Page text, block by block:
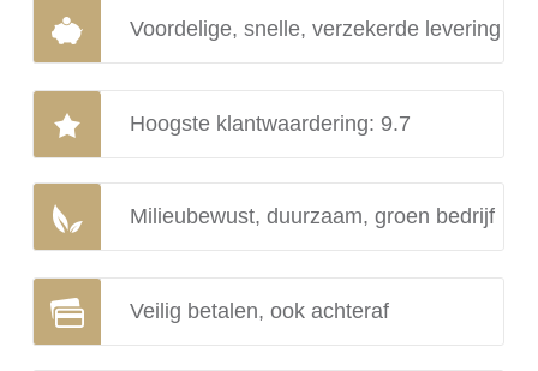
Voordelige, snelle, verzekerde levering
Hoogste klantwaardering: 9.7
Milieubewust, duurzaam, groen bedrijf
Veilig betalen, ook achteraf